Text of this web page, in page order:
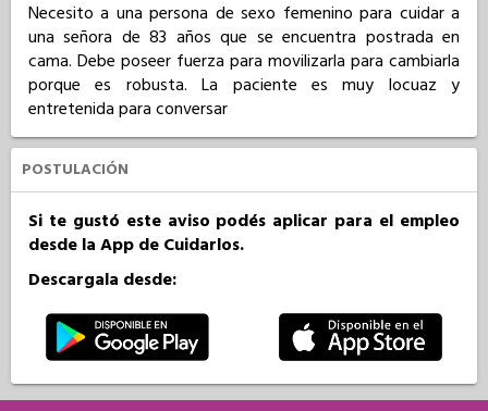
Necesito a una persona de sexo femenino para cuidar a
una señora de 83 años que se encuentra postrada en
cama. Debe poseer fuerza para movilizarla para cambiarla
porque es robusta. La paciente es muy locuaz y
entretenida para conversar
POSTULACIÓN
Si te gustó este aviso podés aplicar para el empleo
desde la App de Cuidarlos.
Descargala desde: